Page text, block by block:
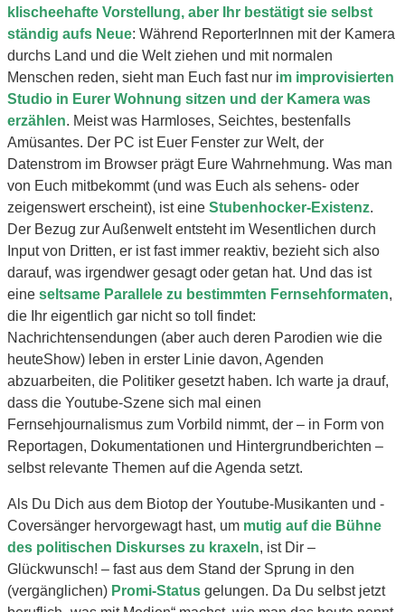
klischeehafte Vorstellung, aber Ihr bestätigt sie selbst
ständig aufs Neue: Während ReporterInnen mit der Kamera
durchs Land und die Welt ziehen und mit normalen
Menschen reden, sieht man Euch fast nur im improvisierten
Studio in Eurer Wohnung sitzen und der Kamera was
erzählen. Meist was Harmloses, Seichtes, bestenfalls
Amüsantes. Der PC ist Euer Fenster zur Welt, der
Datenstrom im Browser prägt Eure Wahrnehmung. Was man
von Euch mitbekommt (und was Euch als sehens- oder
zeigenswert erscheint), ist eine Stubenhocker-Existenz.
Der Bezug zur Außenwelt entsteht im Wesentlichen durch
Input von Dritten, er ist fast immer reaktiv, bezieht sich also
darauf, was irgendwer gesagt oder getan hat. Und das ist
eine seltsame Parallele zu bestimmten Fernsehformaten,
die Ihr eigentlich gar nicht so toll findet:
Nachrichtensendungen (aber auch deren Parodien wie die
heuteShow) leben in erster Linie davon, Agenden
abzuarbeiten, die Politiker gesetzt haben. Ich warte ja drauf,
dass die Youtube-Szene sich mal einen
Fernsehjournalismus zum Vorbild nimmt, der – in Form von
Reportagen, Dokumentationen und Hintergrundberichten –
selbst relevante Themen auf die Agenda setzt.
Als Du Dich aus dem Biotop der Youtube-Musikanten und -
Coversänger hervorgewagt hast, um mutig auf die Bühne
des politischen Diskurses zu kraxeln, ist Dir –
Glückwunsch! – fast aus dem Stand der Sprung in den
(vergänglichen) Promi-Status gelungen. Da Du selbst jetzt